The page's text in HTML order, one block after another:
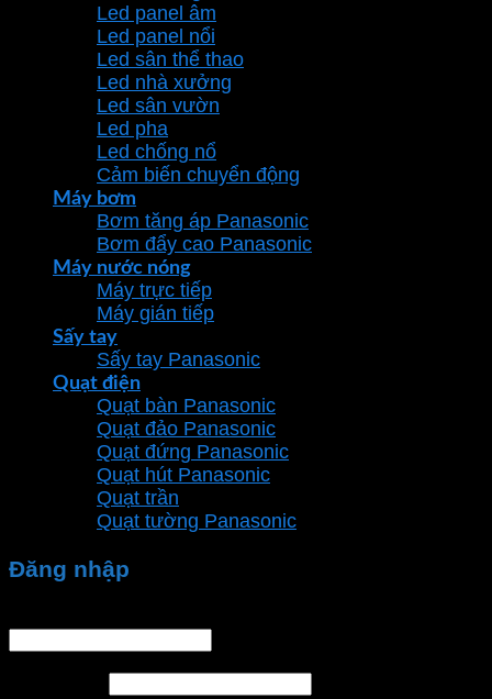
Led panel âm
Led panel nổi
Led sân thể thao
Led nhà xưởng
Led sân vườn
Led pha
Led chống nổ
Cảm biến chuyển động
Máy bơm
Bơm tăng áp Panasonic
Bơm đẩy cao Panasonic
Máy nước nóng
Máy trực tiếp
Máy gián tiếp
Sấy tay
Sấy tay Panasonic
Quạt điện
Quạt bàn Panasonic
Quạt đảo Panasonic
Quạt đứng Panasonic
Quạt hút Panasonic
Quạt trần
Quạt tường Panasonic
Đăng nhập